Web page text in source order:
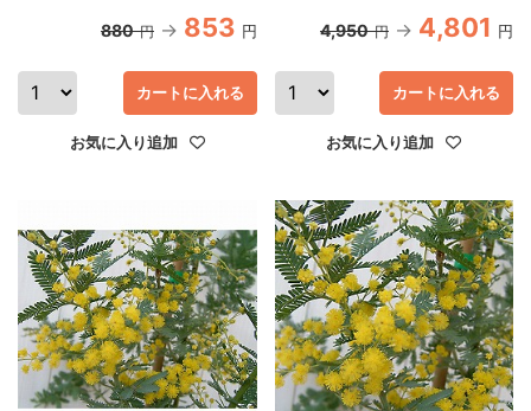
880 円 853 円
お気に入り追加
カートに入れる
4,950 円 4,801 円
お気に入り追加
カートに入れる